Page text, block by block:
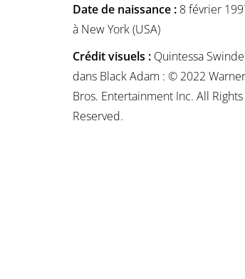
Date de naissance : 8 février
à New York (USA)
Crédit visuels : Quintessa
dans Black Adam : © 2022 Warner
Bros. Entertainment Inc. All Rights
Reserved.